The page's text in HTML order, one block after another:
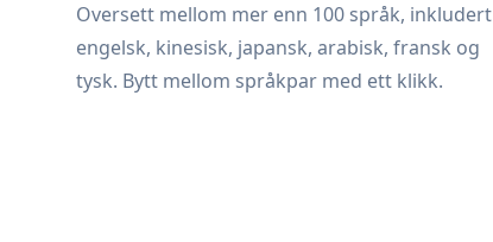
Oversett mellom mer enn 100 språk, inkludert
engelsk, kinesisk, japansk, arabisk, fransk og
tysk. Bytt mellom språkpar med ett klikk.